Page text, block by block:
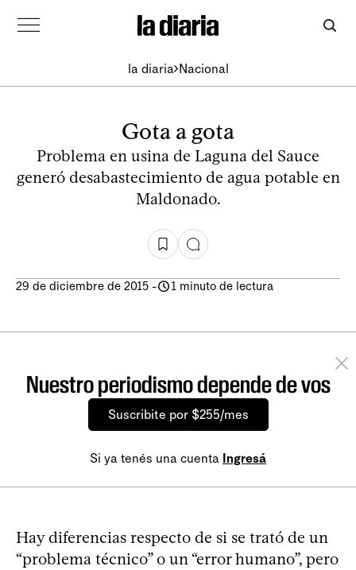
la diaria Nacional
Gota a gota
Problema en usina de Laguna del Sauce
generó desabastecimiento de agua potable en
Maldonado.
29 de diciembre de 2015 - 1 minuto de lectura
Nuestro periodismo depende de vos
Suscribite por $255/mes
Si ya tenés una cuenta Ingresá
Hay diferencias respecto de si se trató de un
“problema técnico” o un “error humano”, pero